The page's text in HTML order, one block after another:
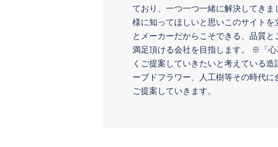
ており、一つ一つ一緒に解決してきま
様に知ってほしいと思いこのサイトを
とメーカーだからこそできる、品質
満足頂ける会社を目指します。 ※「心
くご提案していきたいと考えている
ーブドフラワー、人工樹等その時代に
ご提案していきます。